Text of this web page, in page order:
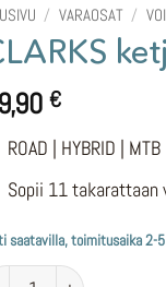
/ VARAOSAT /
€
ROAD | HYBRID | MTB
Sopii 11 takarattaan
saatavilla, toimitusaika 2-
ketju, 11 vaihteinen